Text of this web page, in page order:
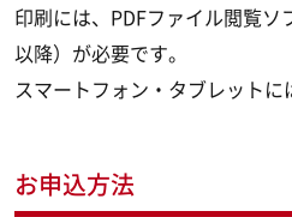
印刷には、PDFファイル閲覧
以降）が必要です。
スマートフォン・タブレットに
お申込方法